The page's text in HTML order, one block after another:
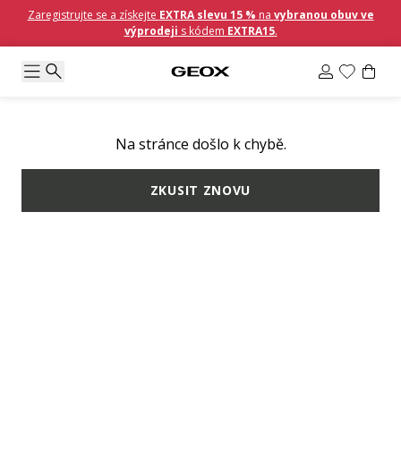
Zaregistrujte se a získejte EXTRA slevu 15 % na vybranou obuv ve
výprodeji s kódem EXTRA15.
Na stránce došlo k chybě.
ZKUSIT ZNOVU